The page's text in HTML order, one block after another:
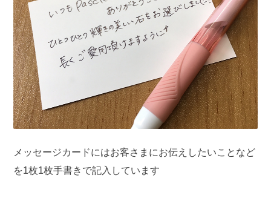
メッセージカードにはお客さまにお伝えしたいことなど
を1枚1枚手書きで記入しています